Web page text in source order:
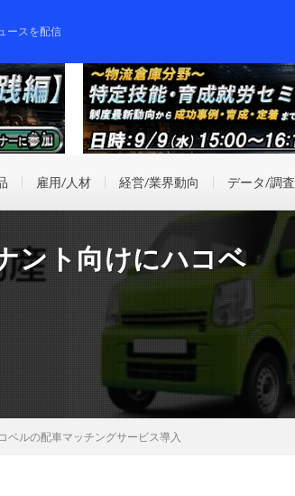
ースを配信
雇用/人材 経営/業界動向 データ/調査
ント向けにハコベ
ベルの配車マッチングサービス導入